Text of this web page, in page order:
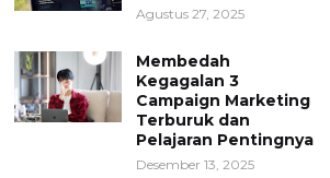
Agustus 27, 2025
Membedah
Kegagalan 3
Campaign Marketing
Terburuk dan
Pelajaran Pentingnya
Desember 13, 2025